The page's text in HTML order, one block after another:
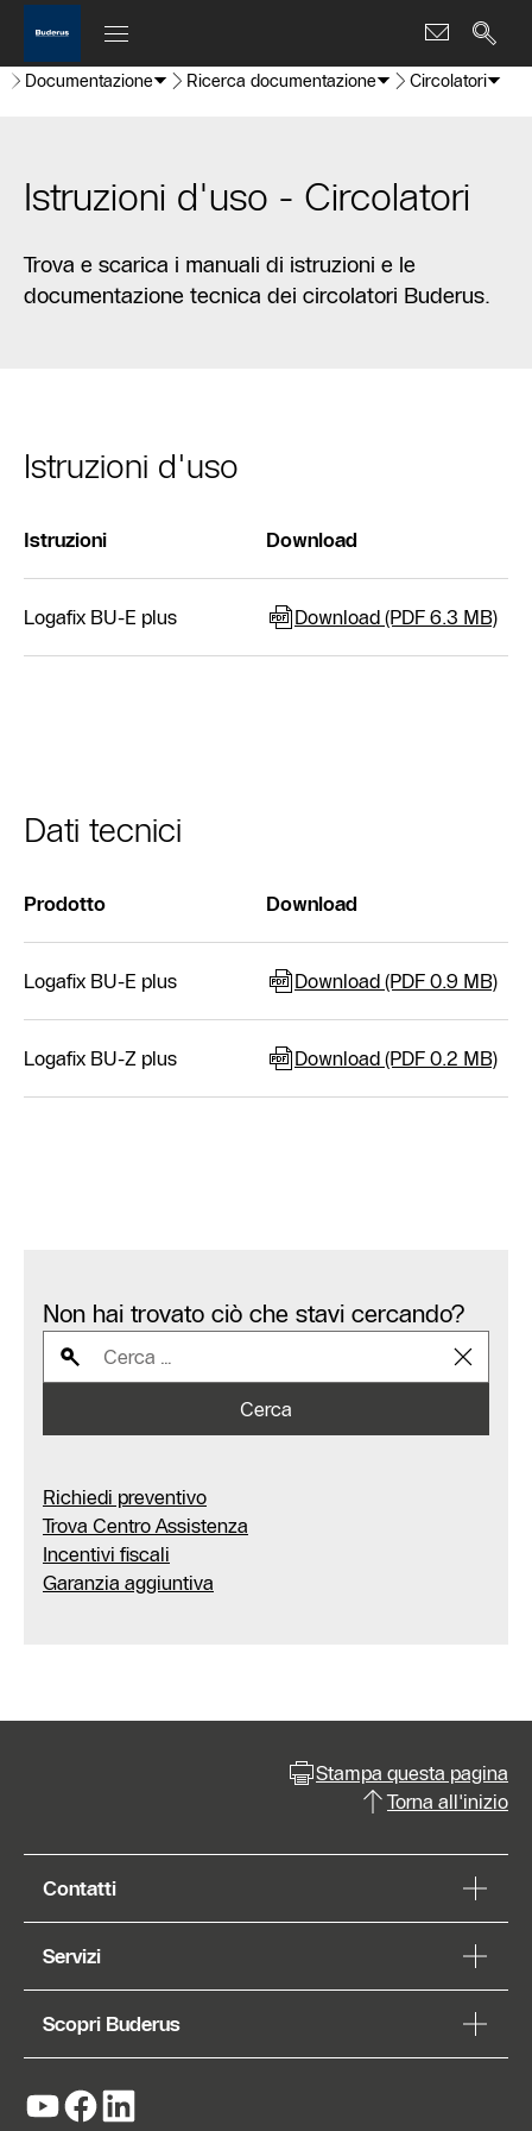
Documentazione Ricerca documentazione Circolatori
Istruzioni d'uso - Circolatori
Trova e scarica i manuali di istruzioni e le
documentazione tecnica dei circolatori Buderus.
Istruzioni d'uso
Istruzioni Download
Logafix BU-E plus Download (PDF 6.3 MB)
Dati tecnici
Prodotto Download
Logafix BU-E plus Download (PDF 0.9 MB)
Logafix BU-Z plus Download (PDF 0.2 MB)
Non hai trovato ciò che stavi cercando?
Cerca
Richiedi preventivo
Trova Centro Assistenza
Incentivi fiscali
Garanzia aggiuntiva
Stampa questa pagina
Torna all'inizio
Contatti
Servizi
Scopri Buderus